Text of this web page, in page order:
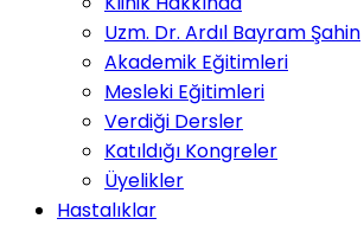
Uzm. Dr. Ardıl Bayram Şahin
Akademik Eğitimleri
Mesleki Eğitimleri
Verdiği Dersler
Katıldığı Kongreler
Üyelikler
Hastalıklar